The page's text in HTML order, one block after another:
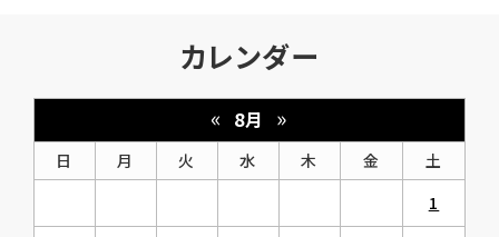
カレンダー
« 8月 »
日 月 火 水 木 金
土
1